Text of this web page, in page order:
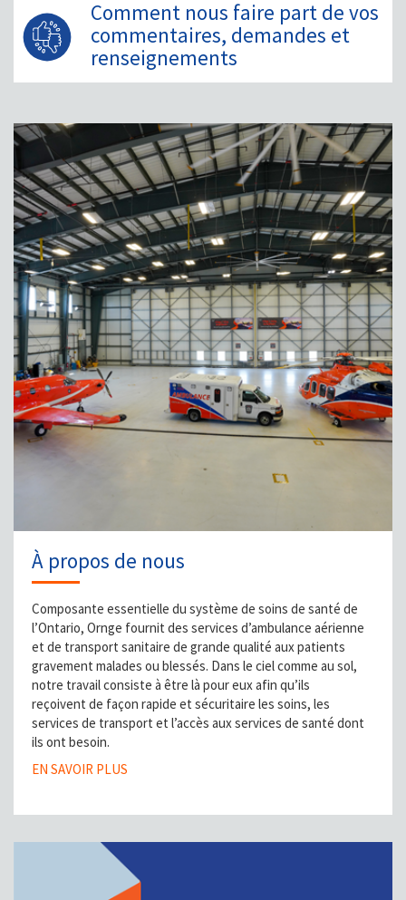
Comment nous faire part de vos
commentaires, demandes et
renseignements
À propos de nous
Composante essentielle du système de soins de santé de
l’Ontario, Ornge fournit des services d’ambulance aérienne
et de transport sanitaire de grande qualité aux patients
gravement malades ou blessés. Dans le ciel comme au sol,
notre travail consiste à être là pour eux afin qu’ils
reçoivent de façon rapide et sécuritaire les soins, les
services de transport et l’accès aux services de santé dont
ils ont besoin.
EN SAVOIR PLUS